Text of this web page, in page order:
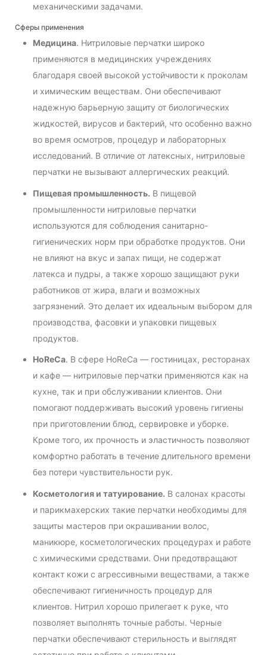
механическими задачами.
Сферы применения
Медицина. Нитриловые перчатки широко
применяются в медицинских учреждениях
благодаря своей высокой устойчивости к проколам
и химическим веществам. Они обеспечивают
надежную барьерную защиту от биологических
жидкостей, вирусов и бактерий, что особенно важно
во время осмотров, процедур и лабораторных
исследований. В отличие от латексных, нитриловые
перчатки не вызывают аллергических реакций.
Пищевая промышленность. В пищевой
промышленности нитриловые перчатки
используются для соблюдения санитарно-
гигиенических норм при обработке продуктов. Они
не влияют на вкус и запах пищи, не содержат
латекса и пудры, а также хорошо защищают руки
работников от жира, влаги и возможных
загрязнений. Это делает их идеальным выбором для
производства, фасовки и упаковки пищевых
продуктов.
HoReCa. В сфере HoReCa — гостиницах, ресторанах
и кафе — нитриловые перчатки применяются как на
кухне, так и при обслуживании клиентов. Они
помогают поддерживать высокий уровень гигиены
при приготовлении блюд, сервировке и уборке.
Кроме того, их прочность и эластичность позволяют
комфортно работать в течение длительного времени
без потери чувствительности рук.
Косметология и татуирование. В салонах красоты
и парикмахерских такие перчатки необходимы для
защиты мастеров при окрашивании волос,
маникюре, косметологических процедурах и работе
с химическими средствами. Они предотвращают
контакт кожи с агрессивными веществами, а также
обеспечивают гигиеничность процедур для
клиентов. Нитрил хорошо прилегает к руке, что
позволяет выполнять точные работы. Черные
перчатки обеспечивают стерильность и выглядят